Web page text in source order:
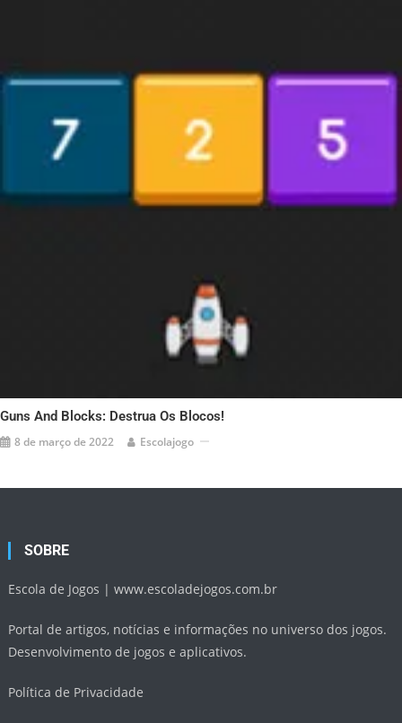
Guns And Blocks: Destrua Os Blocos!
8 de março de 2022 Escolajogo
SOBRE
Escola de Jogos |www.escoladejogos.com.br
Portal de artigos, notícias e informações no universo dos jogos.
Desenvolvimento de jogos e aplicativos.
Política de Privacidade